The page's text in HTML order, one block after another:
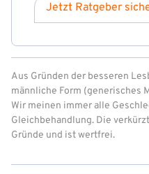
Jetzt Ratgeber
Aus Gründen der besseren
männliche Form (generisches
Wir meinen immer alle
Gleichbehandlung. Die
Gründe und ist wertfrei.